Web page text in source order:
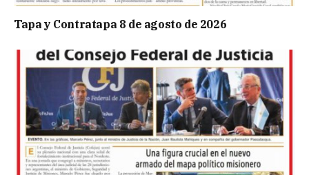
Tapa y Contratapa 8 de agosto de 2026